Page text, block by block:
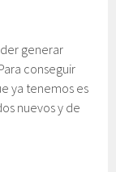
generar
conseguir
ya tenemos es
nuevos y de